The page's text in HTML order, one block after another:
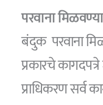
परवाना
बंदुक परवाना
प्रकारचे
प्राधिकरण सर्व